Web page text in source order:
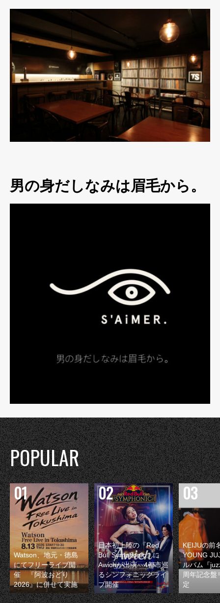
男の身だしなみは眉毛から。
POPULAR
Watson、地元・徳島
にてフリーライブ開
催 『阿波おどり
2026』に併せて実施
日本初上陸の『Red
Bull Symphonic』に
Awichが出演 4都市巡
るシンフォニックライ
ブ開催
KEIJUの前
YOUNG
ルバム『
周年記念盤
定